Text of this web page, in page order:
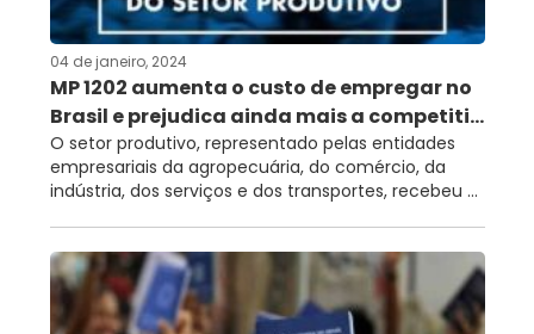
04 de janeiro, 2024
MP 1202 aumenta o custo de empregar no
Brasil e prejudica ainda mais a competiti...
O setor produtivo, representado pelas entidades
empresariais da agropecuária, do comércio, da
indústria, dos serviços e dos transportes, recebeu ...